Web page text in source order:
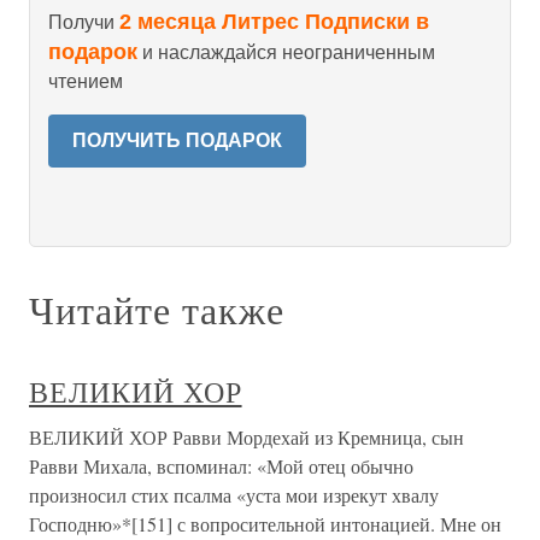
Получи 2 месяца Литрес Подписки в
подарок и наслаждайся неограниченным
чтением
ПОЛУЧИТЬ ПОДАРОК
Читайте также
ВЕЛИКИЙ ХОР
ВЕЛИКИЙ ХОР Равви Мордехай из Кремница, сын
Равви Михала, вспоминал: «Мой отец обычно
произносил стих псалма «уста мои изрекут хвалу
Господню»*[151] с вопросительной интонацией. Мне он